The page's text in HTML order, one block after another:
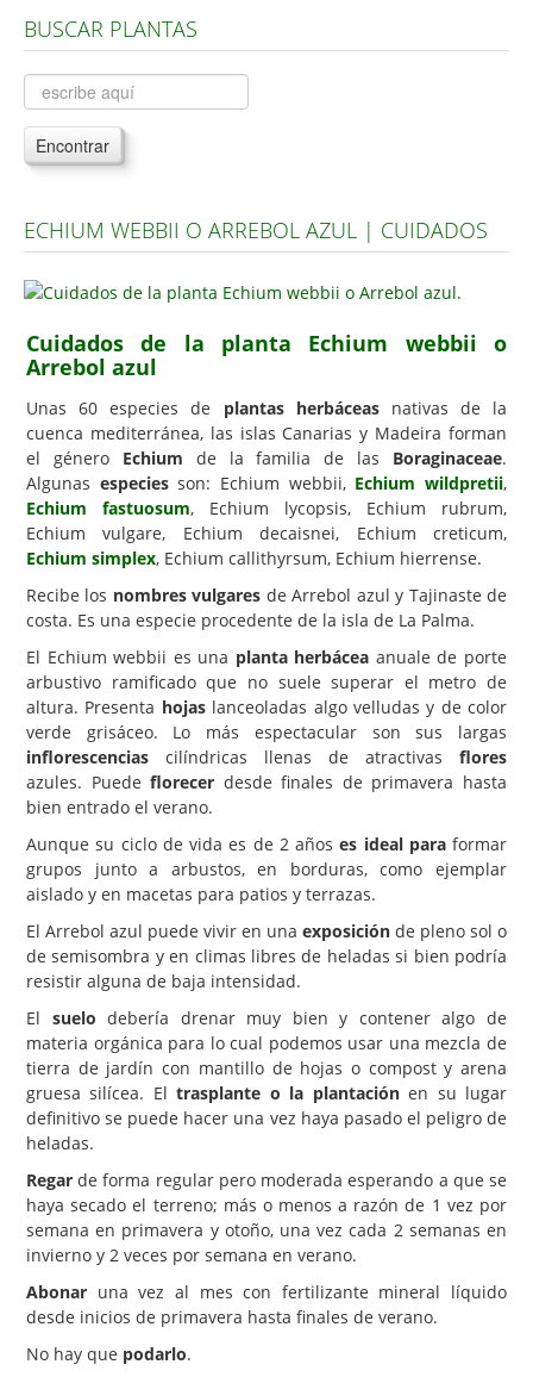
Árboles, Cicas y Palmeras de la G a la Z
Plantas Anuales y Perennes
Plantas Bulbosas y Acuáticas
Plantas de Interior
Plantas Aromáticas y de Huerto
Plantas Carnívoras y Orquídeas
Hemisferio Norte
Hemisferio Sur
Enfermedades
Animales
Hongos
Carencias
Fotos
Flores y Plantas
Árboles y Palmeras
Arbustos y Trepadoras
Cactus y Suculentas
BUSCAR PLANTAS
Encontrar
ECHIUM WEBBII O ARREBOL AZUL | CUIDADOS
Cuidados de la planta Echium webbii o
Arrebol azul
Unas 60 especies de plantas herbáceasnativas de la
cuenca mediterránea, las islas Canarias y Madeira forman
el género Echium de la familia de las Boraginaceae.
Algunas especiesson: Echium webbii, Echium wildpretii,
Echium fastuosum, Echium lycopsis, Echium rubrum,
Echium vulgare, Echium decaisnei, Echium creticum,
Echium simplex, Echium callithyrsum, Echium hierrense.
Recibe los nombres vulgares de Arrebol azul y Tajinaste de
costa. Es una especie procedente de la isla de La Palma.
El Echium webbii es una planta herbácea anuale de porte
arbustivo ramificado que no suele superar el metro de
altura. Presenta hojaslanceoladas algo velludas y de color
verde grisáceo. Lo más espectacular son sus largas
inflorescencias cilíndricas llenas de atractivas flores
azules. Puedeflorecer desde finales de primavera hasta
bien entrado el verano.
Aunque su ciclo de vida es de 2 añoses ideal paraformar
grupos junto a arbustos, en borduras, como ejemplar
aislado y en macetas para patios y terrazas.
El Arrebol azul puede vivir en una exposición de pleno sol o
de semisombra y en climas libres de heladas si bien podría
resistir alguna de baja intensidad.
El suelo debería drenar muy bien y contener algo de
materia orgánica para lo cual podemos usar una mezcla de
tierra de jardín con mantillo de hojas o compost y arena
gruesa silícea. Eltrasplante o la plantaciónen su lugar
definitivo se puede hacer una vez haya pasado el peligro de
heladas.
Regar de forma regular pero moderada esperando a que se
haya secado el terreno; más o menos a razón de 1 vez por
semana en primavera y otoño, una vez cada 2 semanas en
invierno y 2 veces por semana en verano.
Abonar una vez al mes con fertilizante mineral líquido
desde inicios de primavera hasta finales de verano.
No hay que podarlo.